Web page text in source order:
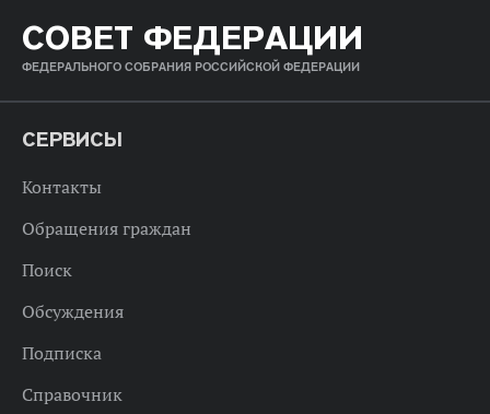
СОВЕТ ФЕДЕРАЦИИ
ФЕДЕРАЛЬНОГО СОБРАНИЯ РОССИЙСКОЙ ФЕДЕРАЦИИ
СЕРВИСЫ
Контакты
Обращения граждан
Поиск
Обсуждения
Подписка
Справочник